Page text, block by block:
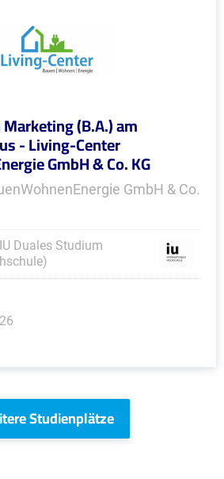
(B.A.) am
- Living-Center
GmbH & Co. KG
GmbH & Co.
Duales Studium
Studienplätze